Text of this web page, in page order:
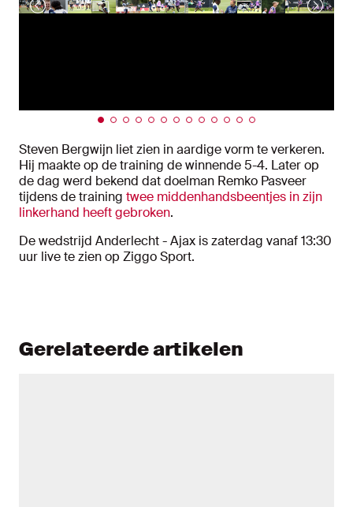
Steven Bergwijn liet zien in aardige vorm te verkeren.
Hij maakte op de training de winnende 5-4. Later op
de dag werd bekend dat doelman Remko Pasveer
tijdens de training twee middenhandsbeentjes in zijn
linkerhand heeft gebroken.
De wedstrijd Anderlecht - Ajax is zaterdag vanaf 13:30
uur live te zien op Ziggo Sport.
Gerelateerde artikelen